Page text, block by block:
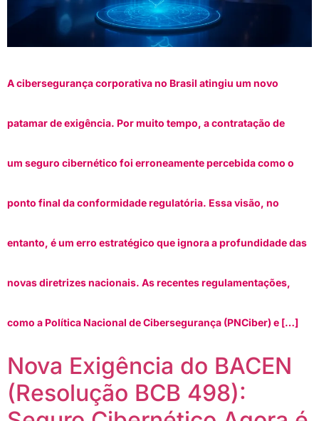
A cibersegurança corporativa no Brasil atingiu um novo
patamar de exigência. Por muito tempo, a contratação de
um seguro cibernético foi erroneamente percebida como o
ponto final da conformidade regulatória. Essa visão, no
entanto, é um erro estratégico que ignora a profundidade das
novas diretrizes nacionais. As recentes regulamentações,
como a Política Nacional de Cibersegurança (PNCiber) e […]
Nova Exigência do BACEN
(Resolução BCB 498):